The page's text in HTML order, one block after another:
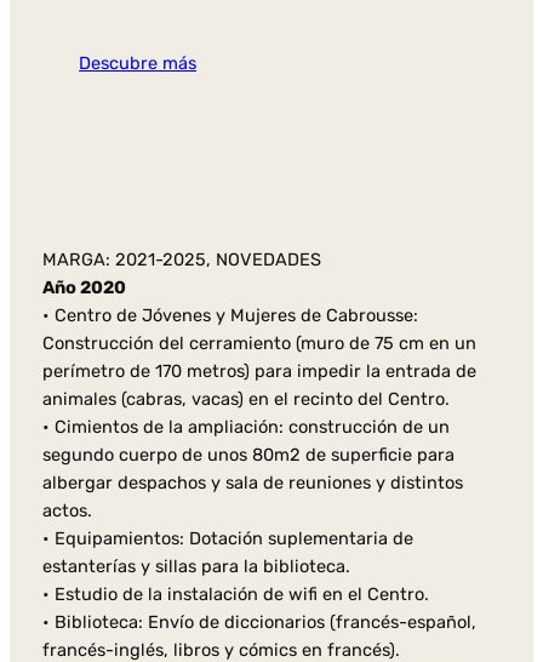
Descubre más
MARGA: 2021-2025, NOVEDADES
Año 2020
• Centro de Jóvenes y Mujeres de Cabrousse:
Construcción del cerramiento (muro de 75 cm en un
perímetro de 170 metros) para impedir la entrada de
animales (cabras, vacas) en el recinto del Centro.
• Cimientos de la ampliación: construcción de un
segundo cuerpo de unos 80m2 de superficie para
albergar despachos y sala de reuniones y distintos
actos.
• Equipamientos: Dotación suplementaria de
estanterías y sillas para la biblioteca.
• Estudio de la instalación de wifi en el Centro.
• Biblioteca: Envío de diccionarios (francés-español,
francés-inglés, libros y cómics en francés).